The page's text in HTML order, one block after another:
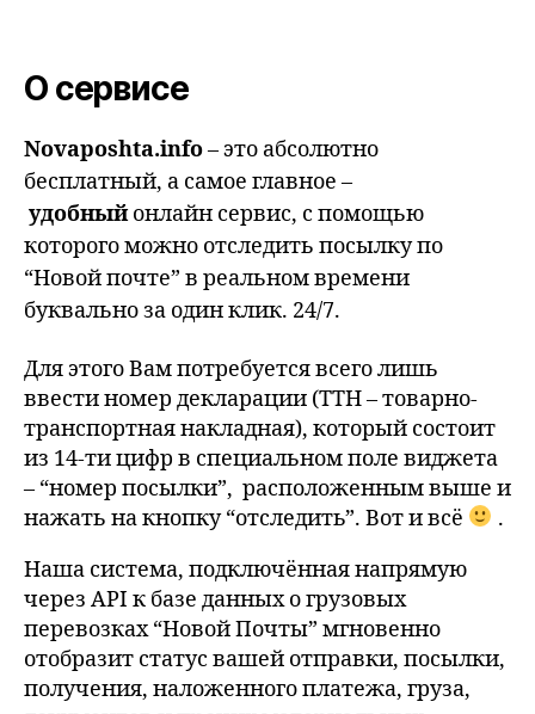
О сервисе
Novaposhta.info– это абсолютно
бесплатный, а самое главное –
удобныйонлайн сервис, с помощью
которого можно отследить посылку по
“Новой почте” в реальном времени
буквально за один клик. 24/7.
Для этого Вам потребуется всего лишь
ввести номер декларации (ТТН – товарно-
транспортная накладная), который состоит
из 14-ти цифр в специальном поле виджета
– “номер посылки”, расположенным выше и
нажать на кнопку “отследить”. Вот и всё
.
Наша система, подключённая напрямую
через API к базе данных о грузовых
перевозках “Новой Почты” мгновенно
отобразит статус вашей отправки, посылки,
получения, наложенного платежа, груза,